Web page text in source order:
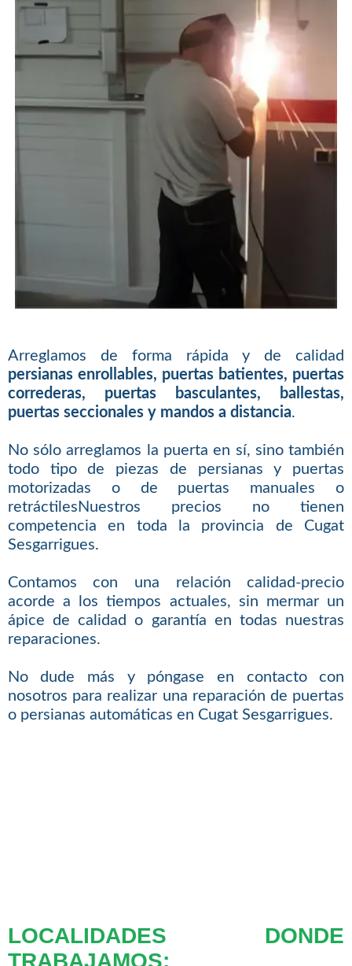
Arreglamos de forma rápida y de calidad
persianas enrollables, puertas batientes, puertas
correderas, puertas basculantes, ballestas,
puertas seccionales y mandos a distancia.
No sólo arreglamos la puerta en sí, sino también
todo tipo de piezas de persianas y puertas
motorizadas o de puertas manuales o
retráctilesNuestros precios no tienen
competencia en toda la provincia de Cugat
Sesgarrigues.
Contamos con una relación calidad-precio
acorde a los tiempos actuales, sin mermar un
ápice de calidad o garantía en todas nuestras
reparaciones.
No dude más y póngase en contacto con
nosotros para realizar una reparación de puertas
o persianas automáticas en Cugat Sesgarrigues.
LOCALIDADES DONDE
TRABAJAMOS: